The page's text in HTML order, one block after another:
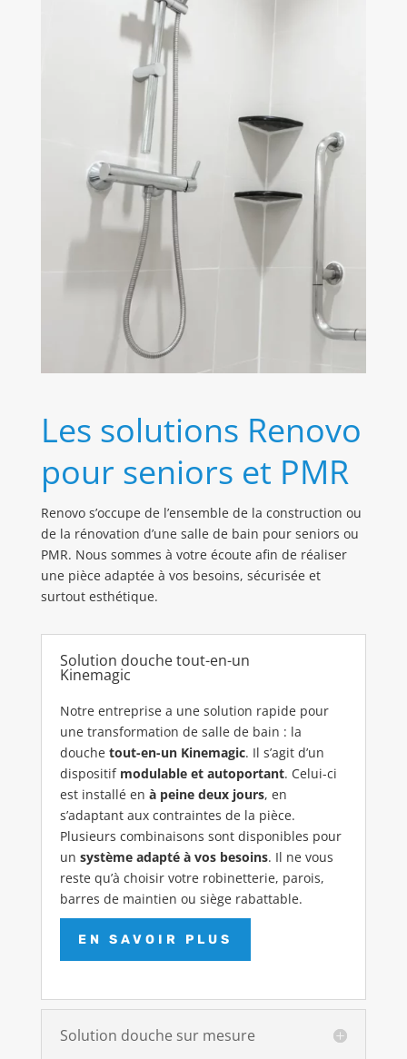
Les solutions Renovo
pour seniors et PMR
Renovo s’occupe de l’ensemble de la construction ou
de la rénovation d’une salle de bain pour seniors ou
PMR. Nous sommes à votre écoute afin de réaliser
une pièce adaptée à vos besoins, sécurisée et
surtout esthétique.
Solution douche tout-en-un
Kinemagic
Notre entreprise a une solution rapide pour
une transformation de salle de bain : la
douche tout-en-un Kinemagic. Il s’agit d’un
dispositif modulable et autoportant. Celui-ci
est installé en à peine deux jours, en
s’adaptant aux contraintes de la pièce.
Plusieurs combinaisons sont disponibles pour
un système adapté à vos besoins. Il ne vous
reste qu’à choisir votre robinetterie, parois,
barres de maintien ou siège rabattable.
EN SAVOIR PLUS
Solution douche sur mesure